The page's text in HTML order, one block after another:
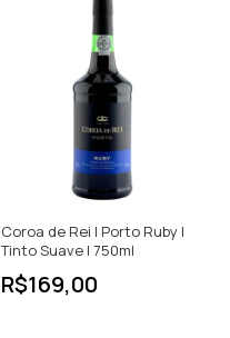
Coroa de Rei | Porto Ruby |
Tinto Suave | 750ml
R$169,00